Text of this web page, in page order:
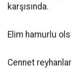
karşısında.
Elim hamurlu
Cennet